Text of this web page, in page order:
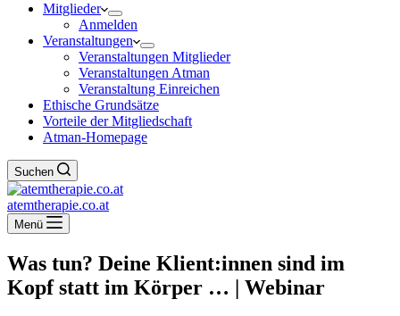
Mitglieder
Anmelden
Veranstaltungen
Veranstaltungen Mitglieder
Veranstaltungen Atman
Veranstaltung Einreichen
Ethische Grundsätze
Vorteile der Mitgliedschaft
Atman-Homepage
Suchen
atemtherapie.co.at
Menü
Was tun? Deine Klient:innen sind im
Kopf statt im Körper … | Webinar